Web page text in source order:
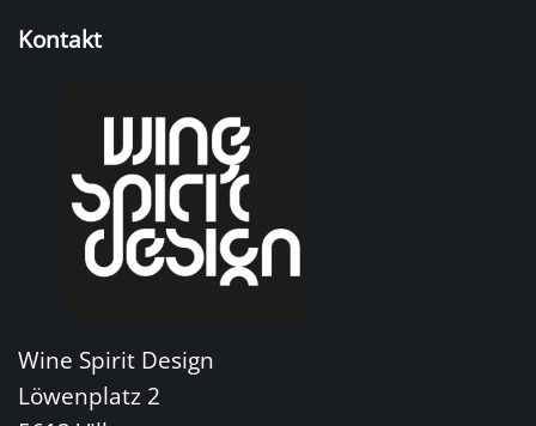
Kontakt
Wine Spirit Design
Löwenplatz 2